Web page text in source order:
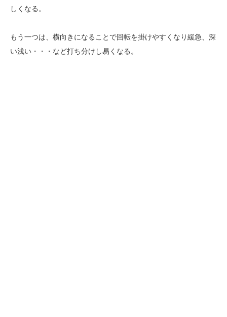
しくなる。
もう一つは、横向きになることで回転を掛けやすくなり緩急、深
い浅い・・・など打ち分けし易くなる。